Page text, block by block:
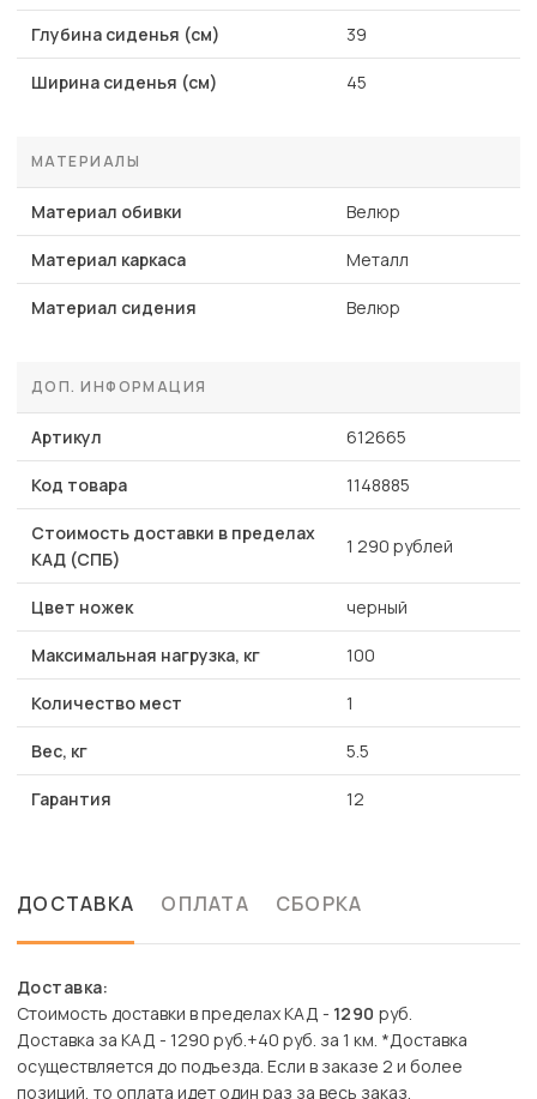
Глубина сиденья (см) 39
Ширина сиденья (см) 45
МАТЕРИАЛЫ
Материал обивки Велюр
Материал каркаса Металл
Материал сидения Велюр
ДОП. ИНФОРМАЦИЯ
Артикул 612665
Код товара 1148885
Стоимость доставки в пределах
КАД (СПБ)
1 290 рублей
Цвет ножек черный
Максимальная нагрузка, кг 100
Количество мест 1
Вес, кг 5.5
Гарантия 12
ДОСТАВКА ОПЛАТА СБОРКА
Доставка:
Стоимость доставки в пределах КАД - 1290 руб.
Доставка за КАД - 1290 руб.+40 руб. за 1 км. *Доставка
осуществляется до подъезда. Если в заказе 2 и более
позиций, то оплата идет один раз за весь заказ.